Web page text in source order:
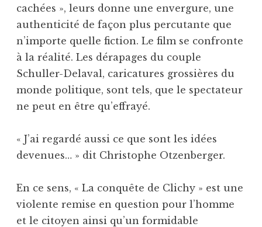
cachées », leurs donne une envergure, une
authenticité de façon plus percutante que
n’importe quelle fiction. Le film se confronte
à la réalité. Les dérapages du couple
Schuller-Delaval, caricatures grossières du
monde politique, sont tels, que le spectateur
ne peut en être qu’effrayé.
« J’ai regardé aussi ce que sont les idées
devenues… » dit Christophe Otzenberger.
En ce sens, « La conquête de Clichy » est une
violente remise en question pour l’homme
et le citoyen ainsi qu’un formidable